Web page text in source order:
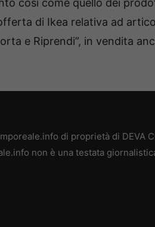
così come quello dei
di Ikea relativa ad
e Riprendi”, in vendita
di proprietà di DEVA
non è una testata